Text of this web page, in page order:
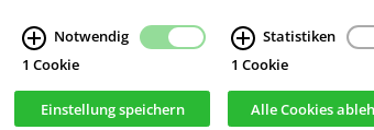
Notwendig
1 Cookie
Statistiken
1 Cookie
Einstellung speichern Alle Cookies